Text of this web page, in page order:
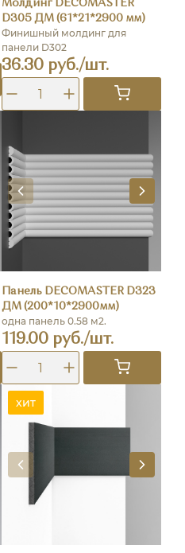
Молдинг DECOMASTER
D305 ДМ (61*21*2900 мм)
Финишный молдинг для
панели D302
36.30 руб./шт.
Панель DECOMASTER D323
ДМ (200*10*2900мм)
одна панель 0.58 м2.
119.00 руб./шт.
хит